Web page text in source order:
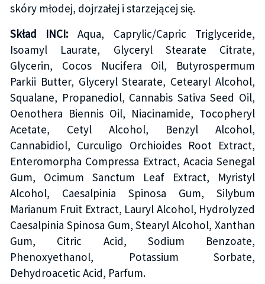
skóry młodej, dojrzałej i starzejącej się.
Skład INCI: Aqua, Caprylic/Capric Triglyceride,
Isoamyl Laurate, Glyceryl Stearate Citrate,
Glycerin, Cocos Nucifera Oil, Butyrospermum
Parkii Butter, Glyceryl Stearate, Cetearyl Alcohol,
Squalane, Propanediol, Cannabis Sativa Seed Oil,
Oenothera Biennis Oil, Niacinamide, Tocopheryl
Acetate, Cetyl Alcohol, Benzyl Alcohol,
Cannabidiol, Curculigo Orchioides Root Extract,
Enteromorpha Compressa Extract, Acacia Senegal
Gum, Ocimum Sanctum Leaf Extract, Myristyl
Alcohol, Caesalpinia Spinosa Gum, Silybum
Marianum Fruit Extract, Lauryl Alcohol, Hydrolyzed
Caesalpinia Spinosa Gum, Stearyl Alcohol, Xanthan
Gum, Citric Acid, Sodium Benzoate,
Phenoxyethanol, Potassium Sorbate,
Dehydroacetic Acid, Parfum.